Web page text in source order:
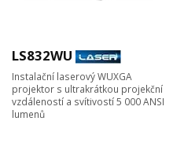
LS832WU
Instalační laserový WUXGA
projektor s ultrakrátkou projekční
vzdáleností a svítivostí 5 000 ANSI
lumenů